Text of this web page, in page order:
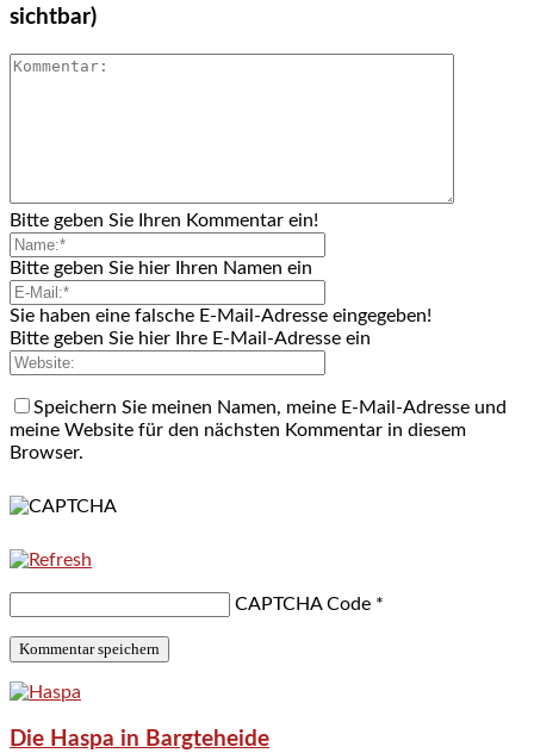
sichtbar)
Bitte geben Sie Ihren Kommentar ein!
Bitte geben Sie hier Ihren Namen ein
Sie haben eine falsche E-Mail-Adresse eingegeben!
Bitte geben Sie hier Ihre E-Mail-Adresse ein
Speichern Sie meinen Namen, meine E-Mail-Adresse und
meine Website für den nächsten Kommentar in diesem
Browser.
CAPTCHA Code *
Die Haspa in Bargteheide